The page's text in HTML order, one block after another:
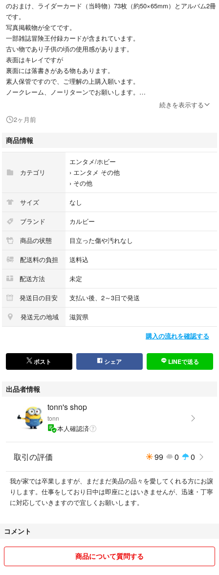
のおまけ、ライダーカード（当時物）73枚（約50×65mm）とアルバム2冊
です。
写真掲載物が全てです。
一部雑誌冒険王付録カードが含まれています。
古い物であり子供の頃の使用感があります。
表面はキレイですが
裏面には落書きがある物もあります。
素人保管ですので、ご理解の上購入願います。
ノークレーム、ノーリターンでお願いします。
年末年始は対応が遅れる場合があります、ご容赦ください。続きを表示する
2ヶ月前
商品情報
カテゴリ
エンタメ/ホビー
› エンタメ その他
› その他
サイズ なし
ブランド カルビー
商品の状態 目立った傷や汚れなし
配送料の負担 送料込
配送方法 未定
発送日の目安 支払い後、2～3日で発送
発送元の地域 滋賀県
購入の流れを確認する
ポスト シェア LINEで送る
出品者情報
tonn's shop
tonn
本人確認済
取引の評価 99 0 0
我が家では卒業しますが、まだまだ美品の品々を愛してくれる方にお譲
りします。仕事をしており日中は即座にとはいきませんが、迅速・丁寧
に対応していきますので宜しくお願いします。
コメント
商品について質問する